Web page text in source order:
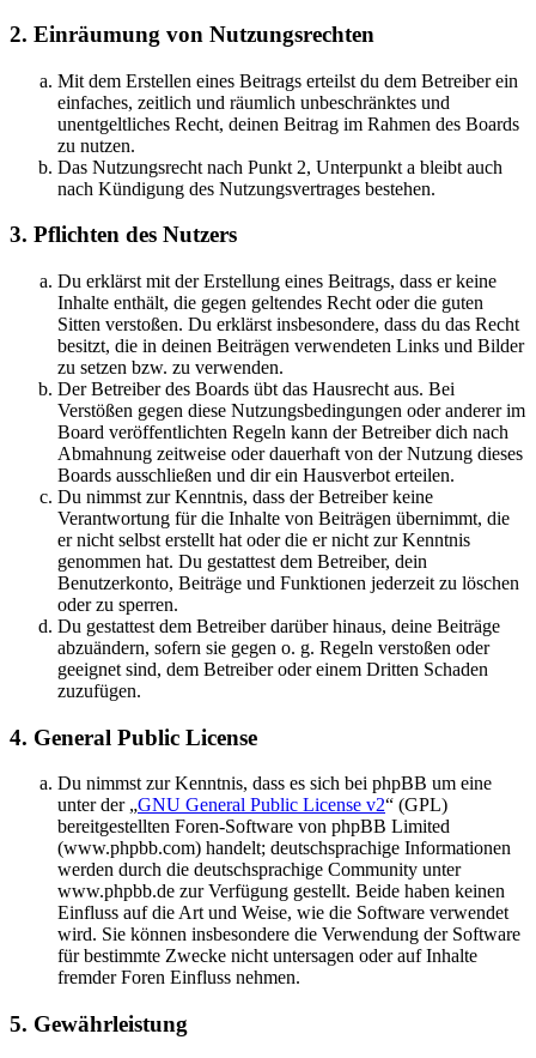
2. Einräumung von Nutzungsrechten
Mit dem Erstellen eines Beitrags erteilst du dem Betreiber ein
einfaches, zeitlich und räumlich unbeschränktes und
unentgeltliches Recht, deinen Beitrag im Rahmen des Boards
zu nutzen.
Das Nutzungsrecht nach Punkt 2, Unterpunkt a bleibt auch
nach Kündigung des Nutzungsvertrages bestehen.
3. Pflichten des Nutzers
Du erklärst mit der Erstellung eines Beitrags, dass er keine
Inhalte enthält, die gegen geltendes Recht oder die guten
Sitten verstoßen. Du erklärst insbesondere, dass du das Recht
besitzt, die in deinen Beiträgen verwendeten Links und Bilder
zu setzen bzw. zu verwenden.
Der Betreiber des Boards übt das Hausrecht aus. Bei
Verstößen gegen diese Nutzungsbedingungen oder anderer im
Board veröffentlichten Regeln kann der Betreiber dich nach
Abmahnung zeitweise oder dauerhaft von der Nutzung dieses
Boards ausschließen und dir ein Hausverbot erteilen.
Du nimmst zur Kenntnis, dass der Betreiber keine
Verantwortung für die Inhalte von Beiträgen übernimmt, die
er nicht selbst erstellt hat oder die er nicht zur Kenntnis
genommen hat. Du gestattest dem Betreiber, dein
Benutzerkonto, Beiträge und Funktionen jederzeit zu löschen
oder zu sperren.
Du gestattest dem Betreiber darüber hinaus, deine Beiträge
abzuändern, sofern sie gegen o. g. Regeln verstoßen oder
geeignet sind, dem Betreiber oder einem Dritten Schaden
zuzufügen.
4. General Public License
Du nimmst zur Kenntnis, dass es sich bei phpBB um eine
unter der „GNU General Public License v2“ (GPL)
bereitgestellten Foren-Software von phpBB Limited
(www.phpbb.com) handelt; deutschsprachige Informationen
werden durch die deutschsprachige Community unter
www.phpbb.de zur Verfügung gestellt. Beide haben keinen
Einfluss auf die Art und Weise, wie die Software verwendet
wird. Sie können insbesondere die Verwendung der Software
für bestimmte Zwecke nicht untersagen oder auf Inhalte
fremder Foren Einfluss nehmen.
5. Gewährleistung